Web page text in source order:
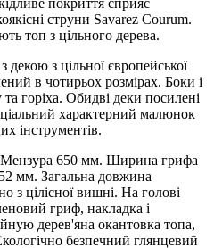
покриття сприяє
струни Savarez Courum.
топ з цільного дерева.
з цільної європейської
в чотирьох розмірах. Боки і
та горіха. Обидві деки посилені
характерний малюнок
інструментів.
Мензура 650 мм. Ширина грифа
мм. Загальна довжина
з цілісної вишні. На голові
гриф, накладка і
дерев'яна окантовка топа,
безпечний глянцевий